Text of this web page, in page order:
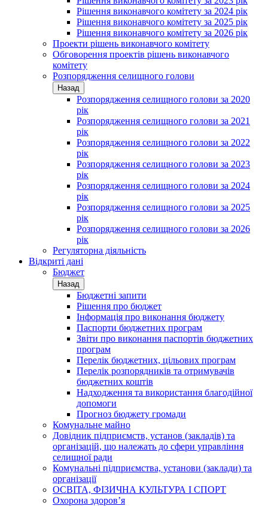
Рішення виконавчого комітету за 2024 рік
Рішення виконавчого комітету за 2025 рік
Рішення виконавчого комітету за 2026 рік
Проекти рішень виконавчого комітету
Обговорення проектів рішень виконавчого
комітету
Розпорядження селищного голови
Назад
Розпорядження селищного голови за 2020
рік
Розпорядження селищного голови за 2021
рік
Розпорядження селищного голови за 2022
рік
Розпорядження селищного голови за 2023
рік
Розпорядження селищного голови за 2024
рік
Розпорядження селищного голови за 2025
рік
Розпорядження селищного голови за 2026
рік
Регуляторна діяльність
Відкриті дані
Бюджет
Назад
Бюджетні запити
Рішення про бюджет
Інформація про виконання бюджету
Паспорти бюджетних програм
Звіти про виконання паспортів бюджетних
програм
Перелік бюджетних, цільових програм
Перелік розпорядників та отримувачів
бюджетних коштів
Надходження та використання благодійної
допомоги
Прогноз бюджету громади
Комунальне майно
Довідник підприємств, установ (закладів) та
організацій, що належать до сфери управління
селищної ради
Комунальні підприємства, установи (заклади) та
організації
ОСВІТА, ФІЗИЧНА КУЛЬТУРА І СПОРТ
Охорона здоров’я